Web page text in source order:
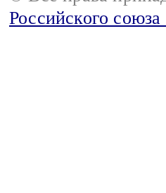
Российского союза